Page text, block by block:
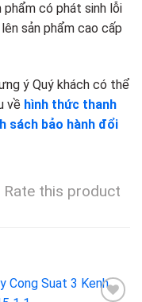
có phát sinh lỗi
sản phẩm cao cấp
ý Quý khách có thể
về hình thức thanh
sách bảo hành đổi
Rate this product